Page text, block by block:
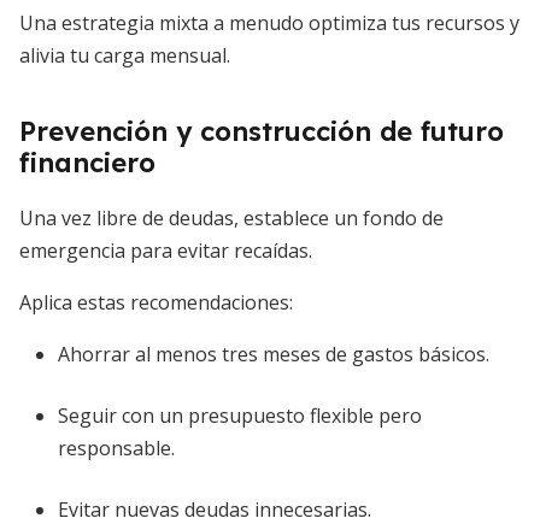
Una estrategia mixta a menudo optimiza tus recursos y
alivia tu carga mensual.
Prevención y construcción de futuro
financiero
Una vez libre de deudas, establece un fondo de
emergencia para evitar recaídas.
Aplica estas recomendaciones:
Ahorrar al menos tres meses de gastos básicos.
Seguir con un presupuesto flexible pero
responsable.
Evitar nuevas deudas innecesarias.